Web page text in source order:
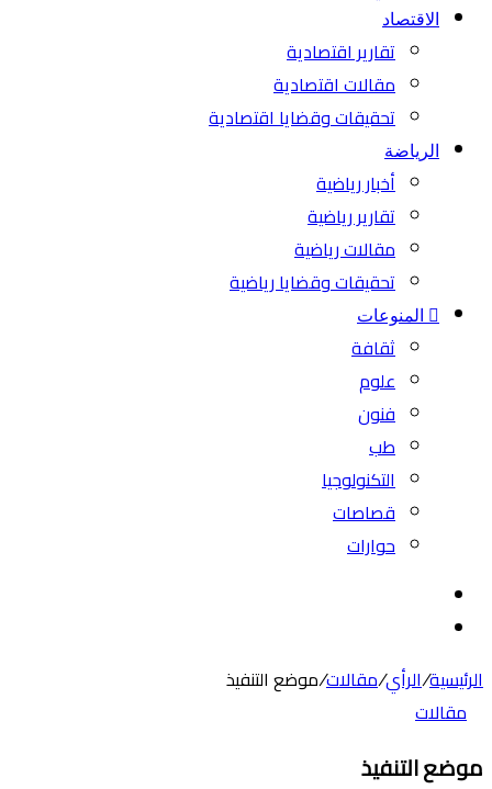
الاقتصاد
تقارير اقتصادية
مقالات اقتصادية
تحقيقات وقضايا اقتصادية
الرياضة
أخبار رياضية
تقارير رياضية
مقالات رياضية
تحقيقات وقضايا رياضية
المنوعات
ثقافة
علوم
فنون
طب
التكنولوجيا
قصاصات
حوارات
المظلم
الرئيسية/الرأي/مقالات/موضع التنفيذ
مقالات
موضع التنفيذ